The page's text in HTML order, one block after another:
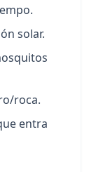
solar.
roca.
entra